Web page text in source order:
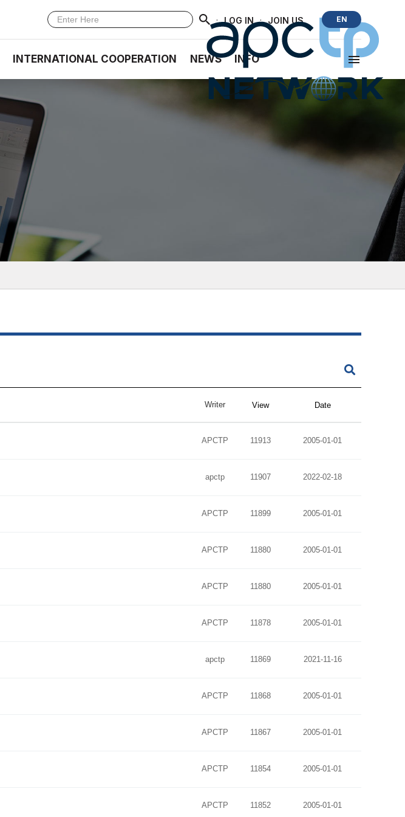
· LOG IN · JOIN US EN
INTERNATIONAL COOPERATION NEWS INFO
Writer View Date
APCTP 11913 2005-01-01
apctp 11907 2022-02-18
APCTP 11899 2005-01-01
APCTP 11880 2005-01-01
APCTP 11880 2005-01-01
APCTP 11878 2005-01-01
apctp 11869 2021-11-16
APCTP 11868 2005-01-01
APCTP 11867 2005-01-01
APCTP 11854 2005-01-01
APCTP 11852 2005-01-01